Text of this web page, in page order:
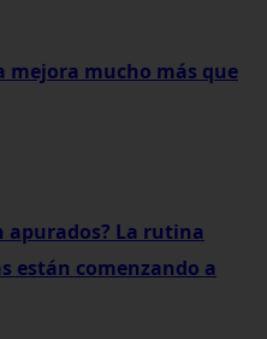
mejora mucho más que
apurados? La rutina
están comenzando a